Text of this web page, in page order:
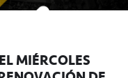
MIÉRCOLES